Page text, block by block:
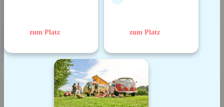
zum Platz zum Platz